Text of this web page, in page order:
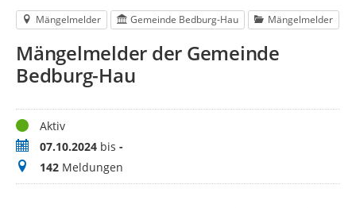
Mängelmelder Gemeinde Bedburg-Hau Mängelmelder
Mängelmelder der Gemeinde
Bedburg-Hau
StatusAktiv
Zeitraum07.10.2024 bis -
Meldungen
142 Meldungen